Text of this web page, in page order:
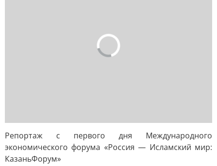
Репортаж с первого дня Международного
экономического форума «Россия — Исламский мир:
КазаньФорум»